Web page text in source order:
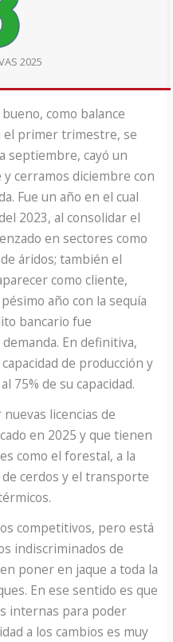
2025
como balance
el primer trimestre, se
septiembre, cayó un
cerramos diciembre con
Fue un año en el cual
2023, al consolidar el
en sectores como
áridos; también el
como cliente,
año con la sequía
bancario fue
En definitiva,
de producción y
75% de su capacidad.
licencias de
en 2025 y que tienen
como el forestal, a la
cerdos y el transporte
competitivos, pero está
indiscriminados de
poner en jaque a toda la
En ese sentido es que
internas para poder
a los cambios es muy